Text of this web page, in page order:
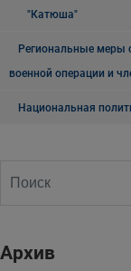
"Катюша"
Региональные меры
военной операции и
Национальная
Архив